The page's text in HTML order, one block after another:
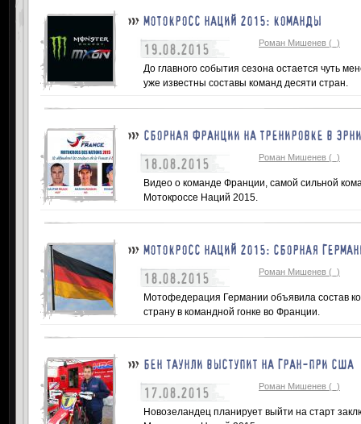
МОТОКРОСС НАЦИЙ 2015: КОМАНДЫ
19.08.2015 Роман Мишенев (_)
До главного события сезона остается чуть
уже известны составы команд десяти стран.
СБОРНАЯ ФРАНЦИИ НА ТРЕНИРОВКЕ В ЭРНИ
18.08.2015 Роман Мишенев (_)
Видео о команде Франции, самой сильной
Мотокроссе Наций 2015.
МОТОКРОСС НАЦИЙ 2015: СБОРНАЯ
18.08.2015 Роман Мишенев (_)
Мотофедерация Германии объявила состав
страну в командной гонке во Франции.
БЕН ТАУНЛИ ВЫСТУПИТ НА ГРАН-ПРИ США
17.08.2015 Роман Мишенев (_)
Новозеландец планирует выйти на старт